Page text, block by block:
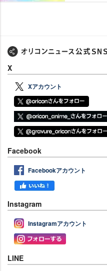
X
Xアカウント
Facebook
Facebookアカウント
Instagram
Instagramアカウント
LINE